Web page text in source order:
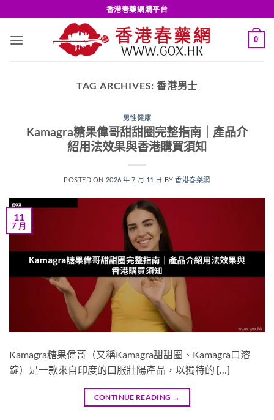
to
content
香港春藥網購平台
0
TAG ARCHIVES: 香港男士
男性健康
Kamagra糖果偉哥甜甜圈完整指南｜產品介
紹用法效果與香港購買須知
POSTED ON 2026 年 7 月 11 日 BY香港春藥網
11
7 月
Kamagra糖果偉哥（又稱Kamagra甜甜圈、Kamagra口溶
錠）是一款來自印度的口服壯陽產品，以獨特的 […]
CONTINUE READING →